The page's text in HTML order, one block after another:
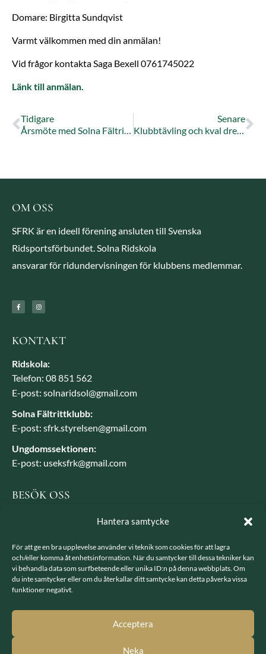
Hantera samtycke
För att ge en bra upplevelse använder vi teknik som cookies för att lagra
och/eller komma åt enhetsinformation. När du samtycker till dessa tekniker kan
vi behandla data som surfbeteende eller unika ID:n på denna webbplats. Om
du inte samtycker eller om du återkallar ditt samtycke kan detta påverka vissa
funktioner negativt.
Acceptera
Neka
Domare: Birgitta Sundqvist
Varmt välkommen med din anmälan!
Vid frågor kontakta Saga Bexell 0761745022
Länk till anmälan.
Tidigare
Årsmöte med Solna Fältrittklubb
Senare
Klubbtävling och kval dressyr jr 15 mars
OM OSS
SFRK är en ideell förening ansluten till Svenska
Ridsportsförbundet. Solna Ridskola
ansvarar för ridundervisningen för klubbens medlemmar.
KONTAKT
Ridskola:
Telefon: 08 851 562
E-post: solnaridsol@gmail.com
Solna Fältrittklubb:
E-post: sfrk.styrelsen@gmail.com
Ungdomssektionen:
E-post: useksfrk@gmail.com
BESÖK OSS
Besöksadress: Järvavägen 7, 170 79 Solna
LÄNKAR
Integritetspolicy
GDPR - hantering av personuppgifter